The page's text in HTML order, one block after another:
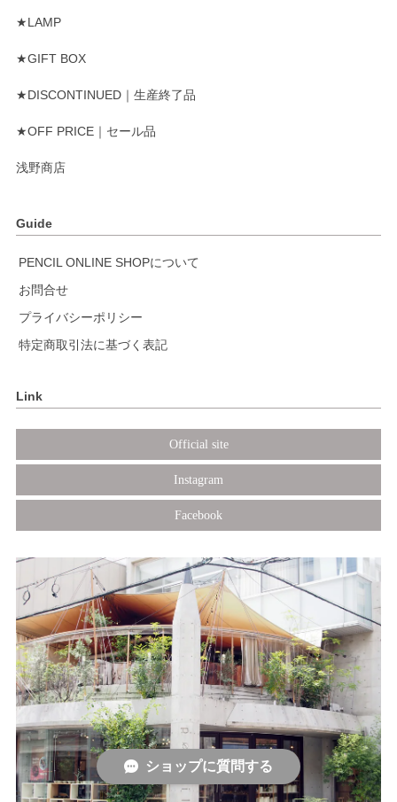
★LAMP
★GIFT BOX
★DISCONTINUED｜生産終了品
★OFF PRICE｜セール品
浅野商店
Guide
PENCIL ONLINE SHOPについて
お問合せ
プライバシーポリシー
特定商取引法に基づく表記
Link
Official site
Instagram
Facebook
ショップに質問する